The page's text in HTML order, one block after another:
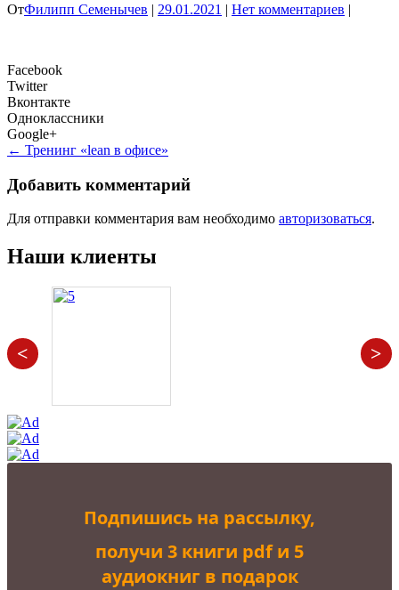
ОтФилипп Семенычев | 29.01.2021 | Нет комментариев |
Facebook
Twitter
Вконтакте
Одноклассники
Google+
Навигация
по
записям
← Тренинг «lean в офисе»
Добавить комментарий
Для отправки комментария вам необходимо авторизоваться.
Наши клиенты
< >
Подпишись на рассылку,
получи 3 книги pdf и 5
аудиокниг в подарок